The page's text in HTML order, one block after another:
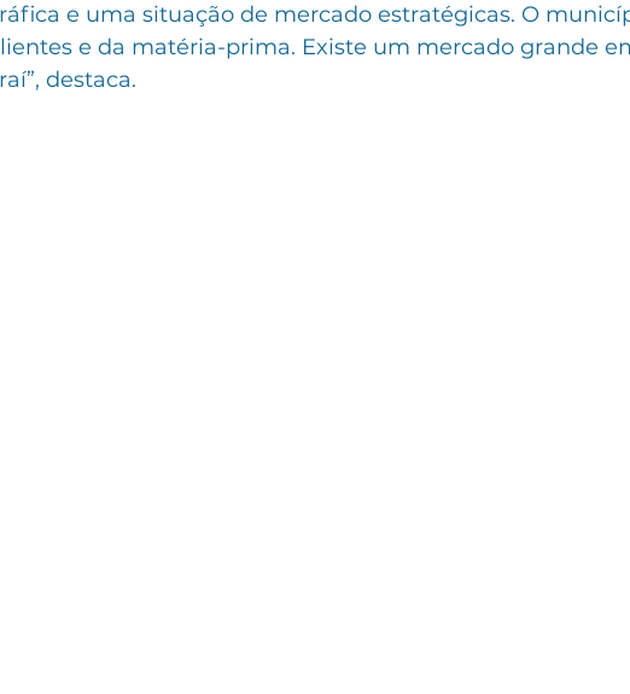
e uma situação de mercado estratégicas. O
e da matéria-prima. Existe um mercado grande
destaca.